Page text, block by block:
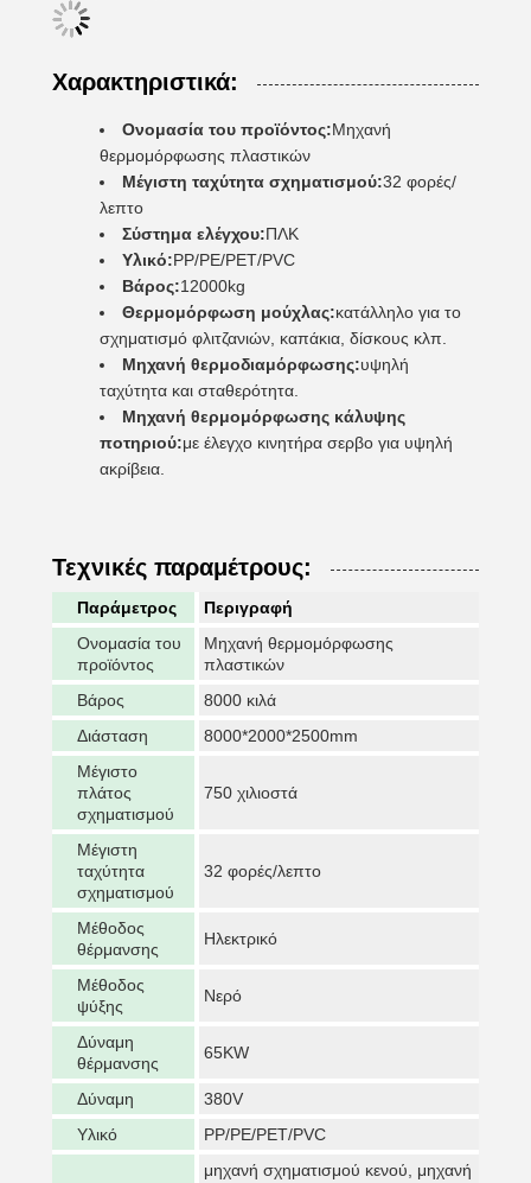
Χαρακτηριστικά:
Ονομασία του προϊόντος:Μηχανή
θερμομόρφωσης πλαστικών
Μέγιστη ταχύτητα σχηματισμού:32 φορές/
λεπτο
Σύστημα ελέγχου:ΠΛΚ
Υλικό:PP/PE/PET/PVC
Βάρος:12000kg
Θερμομόρφωση μούχλας:κατάλληλο για το
σχηματισμό φλιτζανιών, καπάκια, δίσκους κλπ.
Μηχανή θερμοδιαμόρφωσης:υψηλή
ταχύτητα και σταθερότητα.
Μηχανή θερμομόρφωσης κάλυψης
ποτηριού:με έλεγχο κινητήρα σερβο για υψηλή
ακρίβεια.
Τεχνικές παραμέτρους:
Παράμετρος
Περιγραφή
Ονομασία του
προϊόντος
Μηχανή θερμομόρφωσης
πλαστικών
Βάρος
8000 κιλά
Διάσταση
8000*2000*2500mm
Μέγιστο
πλάτος
σχηματισμού
750 χιλιοστά
Μέγιστη
ταχύτητα
σχηματισμού
32 φορές/λεπτο
Μέθοδος
θέρμανσης
Ηλεκτρικό
Μέθοδος
ψύξης
Νερό
Δύναμη
θέρμανσης
65KW
Δύναμη
380V
Υλικό
PP/PE/PET/PVC
μηχανή σχηματισμού κενού, μηχανή